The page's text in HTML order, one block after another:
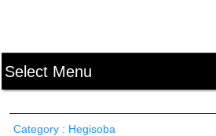
Category : Hegisoba